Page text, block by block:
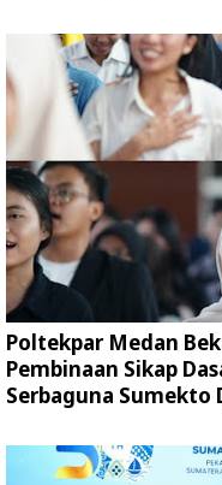
Poltekpar Medan
Pembinaan Sikap
Serbaguna Sumekto